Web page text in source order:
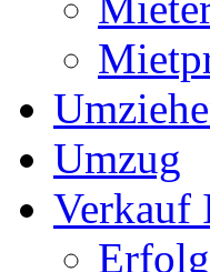
Umzug
Verkauf